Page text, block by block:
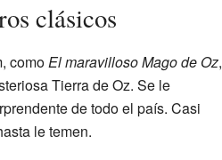
clásicos
comoEl maravilloso Mago de Oz,
Tierra de Oz. Se le
de todo el país. Casi
le temen.